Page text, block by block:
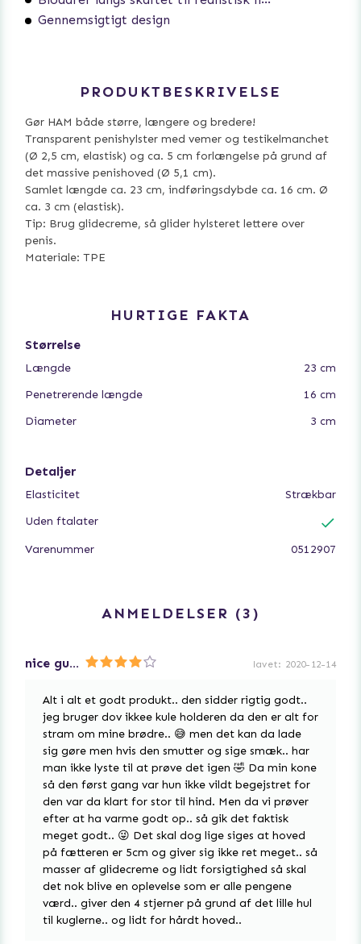
Gennemsigtigt design
PRODUKTBESKRIVELSE
Gør HAM både større, længere og bredere!
Transparent penishylster med vemer og testikelmanchet
(Ø 2,5 cm, elastisk) og ca. 5 cm forlængelse på grund af
det massive penishoved (Ø 5,1 cm).
Samlet længde ca. 23 cm, indføringsdybde ca. 16 cm. Ø
ca. 3 cm (elastisk).
Tip: Brug glidecreme, så glider hylsteret lettere over
penis.
Materiale: TPE
HURTIGE FAKTA
Størrelse
Længde
23 cm
Penetrerende længde
16 cm
Diameter
3 cm
Detaljer
Elasticitet
Strækbar
Uden ftalater
Varenummer 0512907
ANMELDELSER 3
nice guys finish last ; ) lavet: 2020-12-14
Alt i alt et godt produkt.. den sidder rigtig godt..
jeg bruger dov ikkee kule holderen da den er alt for
stram om mine brødre.. 😅 men det kan da lade
sig gøre men hvis den smutter og sige smæk.. har
man ikke lyste til at prøve det igen 🤣 Da min kone
så den først gang var hun ikke vildt begejstret for
den var da klart for stor til hind. Men da vi prøver
efter at ha varme godt op.. så gik det faktisk
meget godt.. 😜 Det skal dog lige siges at hoved
på fætteren er 5cm og giver sig ikke ret meget.. så
masser af glidecreme og lidt forsigtighed så skal
det nok blive en oplevelse som er alle pengene
værd.. giver den 4 stjerner på grund af det lille hul
til kuglerne.. og lidt for hårdt hoved..